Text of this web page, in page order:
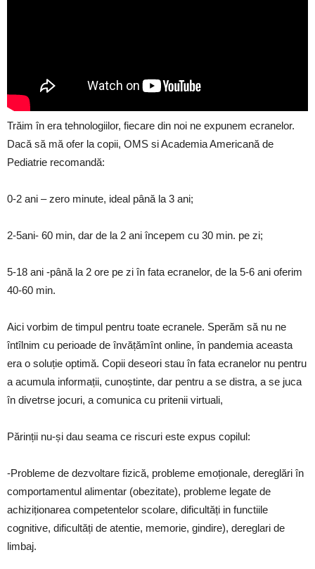
Trăim în era tehnologiilor, fiecare din noi ne expunem ecranelor.
Dacă să mă ofer la copii, OMS si Academia Americană de
Pediatrie recomandă:
0-2 ani – zero minute, ideal până la 3 ani;
2-5ani- 60 min, dar de la 2 ani începem cu 30 min. pe zi;
5-18 ani -până la 2 ore pe zi în fata ecranelor, de la 5-6 ani oferim
40-60 min.
Aici vorbim de timpul pentru toate ecranele. Sperăm să nu ne
întîlnim cu perioade de învățămînt online, în pandemia aceasta
era o soluție optimă. Copii deseori stau în fata ecranelor nu pentru
a acumula informații, cunoștinte, dar pentru a se distra, a se juca
în divetrse jocuri, a comunica cu pritenii virtuali,
Părinții nu-și dau seama ce riscuri este expus copilul:
-Probleme de dezvoltare fizică, probleme emoționale, dereglări în
comportamentul alimentar (obezitate), probleme legate de
achiziționarea competentelor scolare, dificultăți in functiile
cognitive, dificultăți de atentie, memorie, gindire), dereglari de
limbaj.